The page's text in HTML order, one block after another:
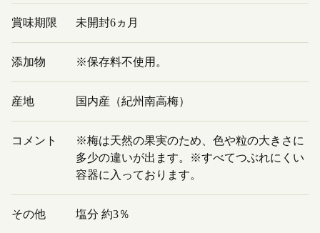
賞味期限 未開封6ヵ月
添加物 ※保存料不使用。
産地 国内産（紀州南高梅）
コメント
※梅は天然の果実のため、色や粒の大きさに
多少の違いが出ます。※すべてつぶれにくい
容器に入っております。
その他 塩分 約3％